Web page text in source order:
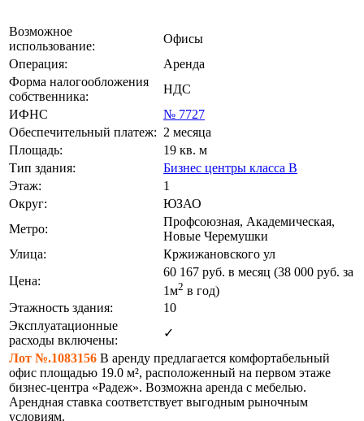
Возможное
использование:
Офисы
Операция:
Аренда
Форма налогообложения
собственника:
НДС
ИФНС
№ 7727
Обеспечительный платеж: 2 месяца
Площадь:
19 кв. м
Тип здания:
Бизнес центры класса B
Этаж:
1
Округ:
ЮЗАО
Метро:
Профсоюзная, Академическая,
Новые Черемушки
Улица:
Кржижановского ул
Цена:
60 167 руб. в месяц (38 000 руб. за
1м2 в год)
Этажность здания:
10
Эксплуатационные
расходы включены:
✓
Лот №.1083156 В аренду предлагается комфортабельный
офис площадью 19.0 м², расположенный на первом этаже
бизнес-центра «Радеж». Возможна аренда с мебелью.
Арендная ставка соответствует выгодным рыночным
условиям.